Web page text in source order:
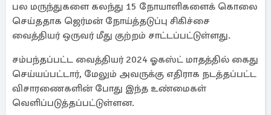
பல மருந்துகளை கலந்து 15 நோயாளிகளைக் கொலை
செய்ததாக ஜெர்மன் நோய்த்தடுப்பு சிகிச்சை
வைத்தியர் ஒருவர் மீது குற்றம் சாட்டப்பட்டுள்ளது.
சம்பந்தப்பட்ட வைத்தியர் 2024 ஓகஸ்ட் மாதத்தில் கைது
செய்யப்பட்டார், மேலும் அவருக்கு எதிராக நடத்தப்பட்ட
விசாரணைகளின் போது இந்த உண்மைகள்
வெளிப்படுத்தப்பட்டுள்ளன.